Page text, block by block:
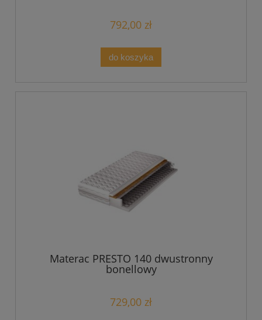
792,00 zł
do koszyka
Materac PRESTO 140 dwustronny
bonellowy
729,00 zł